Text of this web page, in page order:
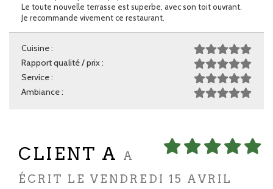
Le toute nouvelle terrasse est superbe, avec son toit ouvrant.
Je recommande vivement ce restaurant.
Cuisine :
Rapport qualité / prix :
Service :
Ambiance :
CLIENT A
A
ÉCRIT LE VENDREDI 15 AVRIL